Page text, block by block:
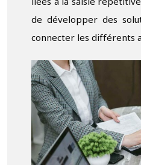
liées à la saisie
de développer des
connecter les différents